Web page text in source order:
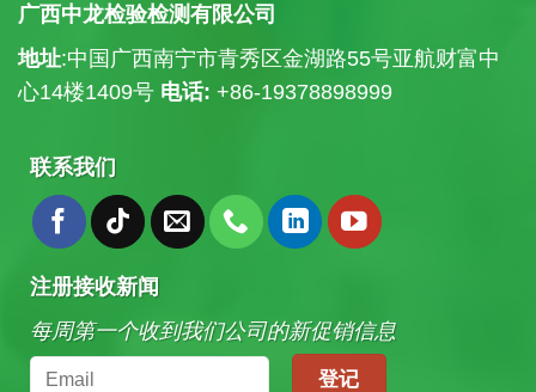
广西中龙检验检测有限公司
地址:中国广西南宁市青秀区金湖路55号亚航财富中
心14楼1409号 电话: +86-19378898999
联系我们
注册接收新闻
每周第一个收到我们公司的新促销信息